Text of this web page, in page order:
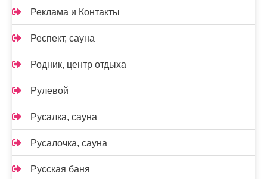
Реклама и Контакты
Респект, сауна
Родник, центр отдыха
Рулевой
Русалка, сауна
Русалочка, сауна
Русская баня